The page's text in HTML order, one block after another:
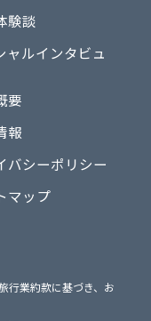
験談
ャルインタビュ
要
報
バシーポリシー
マップ
行業約款に基づき、お